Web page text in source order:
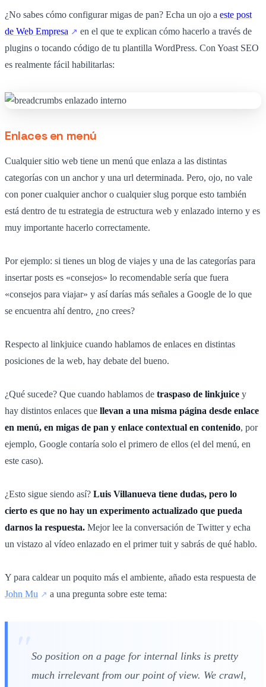
¿No sabes cómo configurar migas de pan? Echa un ojo a este post
de Web Empresa
en el que te explican cómo hacerlo a través de
plugins o tocando código de tu plantilla WordPress. Con Yoast SEO
es realmente fácil habilitarlas:
Enlaces en menú
Cualquier sitio web tiene un menú que enlaza a las distintas
categorías con un anchor y una url determinada. Pero, ojo, no vale
con poner cualquier anchor o cualquier slug porque esto también
está dentro de tu estrategia de estructura web y enlazado interno y es
muy importante hacerlo correctamente.
Por ejemplo: si tienes un blog de viajes y una de las categorías para
insertar posts es «consejos» lo recomendable sería que fuera
«consejos para viajar» y así darías más señales a Google de lo que
se encuentra ahí dentro, ¿no crees?
Respecto al linkjuice cuando hablamos de enlaces en distintas
posiciones de la web, hay debate del bueno.
¿Qué sucede? Que cuando hablamos de traspaso de linkjuice y
hay distintos enlaces que llevan a una misma página desde enlace
en menú, en migas de pan y enlace contextual en contenido, por
ejemplo, Google contaría solo el primero de ellos (el del menú, en
este caso).
¿Esto sigue siendo así? Luis Villanueva tiene dudas, pero lo
cierto es que no hay un experimento actualizado que pueda
darnos la respuesta. Mejor lee la conversación de Twitter y echa
un vistazo al vídeo enlazado en el primer tuit y sabrás de qué hablo.
Y para caldear un poquito más el ambiente, añado esta respuesta de
John Mu
a una pregunta sobre este tema:
So position on a page for internal links is pretty
much irrelevant from our point of view. We crawl,